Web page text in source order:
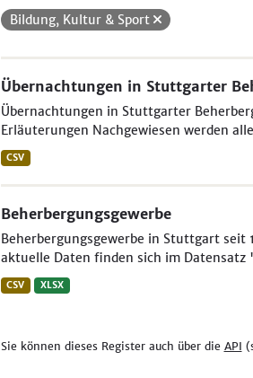
Bildung, Kultur & Sport
Übernachtungen in Stuttgarter
Übernachtungen in Stuttgarter
Erläuterungen Nachgewiesen werden
CSV
Beherbergungsgewerbe
Beherbergungsgewerbe in Stuttgart
aktuelle Daten finden sich im
CSV XLSX
Sie können dieses Register auch über die API